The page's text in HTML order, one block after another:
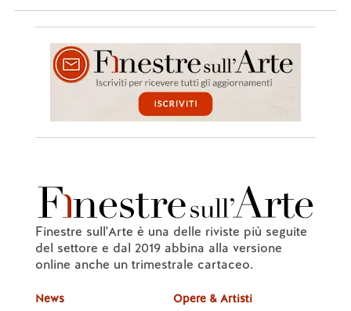
Finestre sull'Arte è una delle riviste più seguite
del settore e dal 2019 abbina alla versione
online anche un trimestrale cartaceo.
News Opere & Artisti